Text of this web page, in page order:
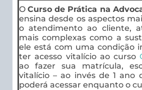
OCurso de Prática na
ensina desde os aspectos
o atendimento ao cliente,
mais complexas como a
ele está com uma condição
ter acesso vitalício ao curso
ao fazer sua matrícula,
vitalício – ao invés de 1 ano
poderá acessar enquanto o